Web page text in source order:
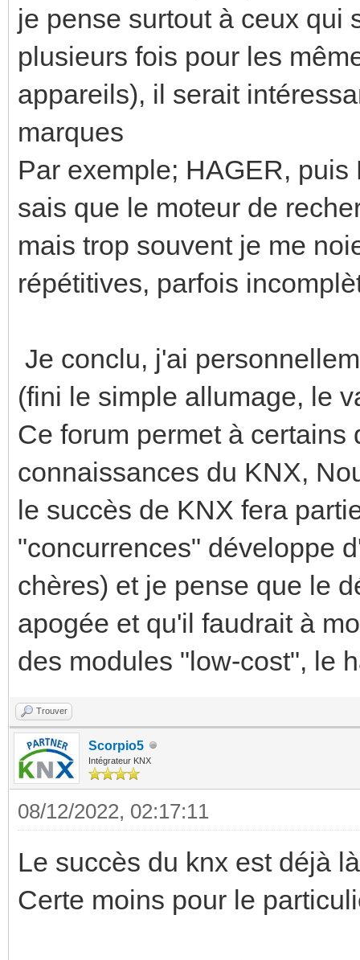
je pense surtout à ceux qui
plusieurs fois pour les
appareils), il serait
marques
Par exemple; HAGER,
sais que le moteur de
mais trop souvent je me
répétitives, parfois
Je conclu, j'ai
(fini le simple allumage, le
Ce forum permet à
connaissances du KNX,
le succès de KNX fera
"concurrences" développe
chères) et je pense que le
apogée et qu'il faudrait à
des modules "low-cost", le
Trouver
Scorpio5
Intégrateur KNX
08/12/2022, 02:17:11
Le succès du knx est déjà
Certe moins pour le